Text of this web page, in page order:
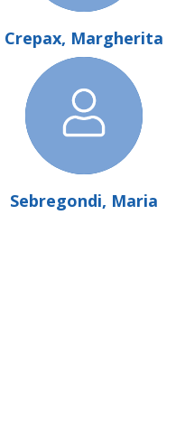
Crepax, Margherita
Sebregondi, Maria